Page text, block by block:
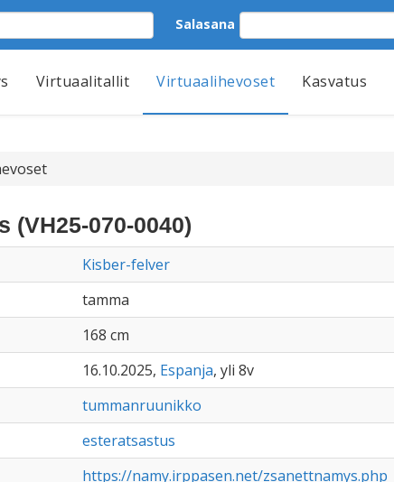
Salasana
Virtuaalitallit Virtuaalihevoset Kasvatus
(VH25-070-0040)
Kisber-felver
tamma
168 cm
16.10.2025, Espanja, yli 8v
tummanruunikko
esteratsastus
https://namy.irppasen.net/zsanettnamys.php